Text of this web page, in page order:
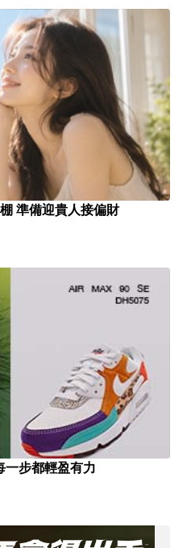
準備迎貴人接偏財
一步都輕盈有力